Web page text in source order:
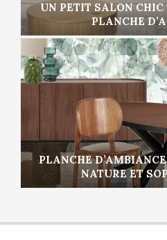
UN PETIT SALON CHIC
PLANCHE
PLANCHE
NATURE ET